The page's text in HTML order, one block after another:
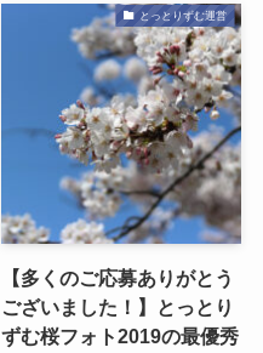
とっとりずむ運営
【多くのご応募ありがとう
ございました！】とっとり
ずむ桜フォト2019の最優秀